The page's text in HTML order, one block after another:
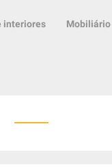
interiores Mobiliário